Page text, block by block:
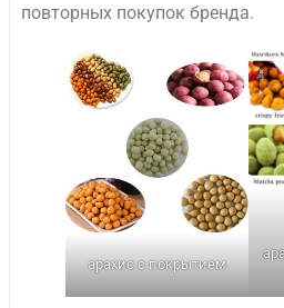
повторных покупок бренда.
арахис с покрытием